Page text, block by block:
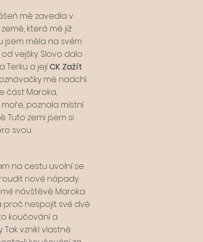
mě zavedla v
která mě již
jsem měla na svém
vejšky. Slovo dalo
Terku a jejíCK Zažít
mě nadchl.
část Maroka,
poznala místní
Tuto zemi jsem si
svou
na cestu uvolní se
nové nápady.
návštěvě Maroka.
proč nespojit své dvě
koučování a
vznikl vlastně